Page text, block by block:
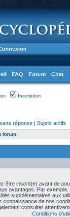
FAQ Forum Chat
Inscription
réponse| Sujets actifs
forum
être inscrit(e) avant de
avantages. Par
supplémentaires aux
connaissance de nos
consulter
Conditions